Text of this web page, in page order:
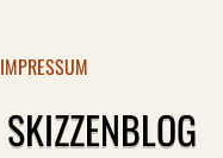
IMPRESSUM
SKIZZENBLOG